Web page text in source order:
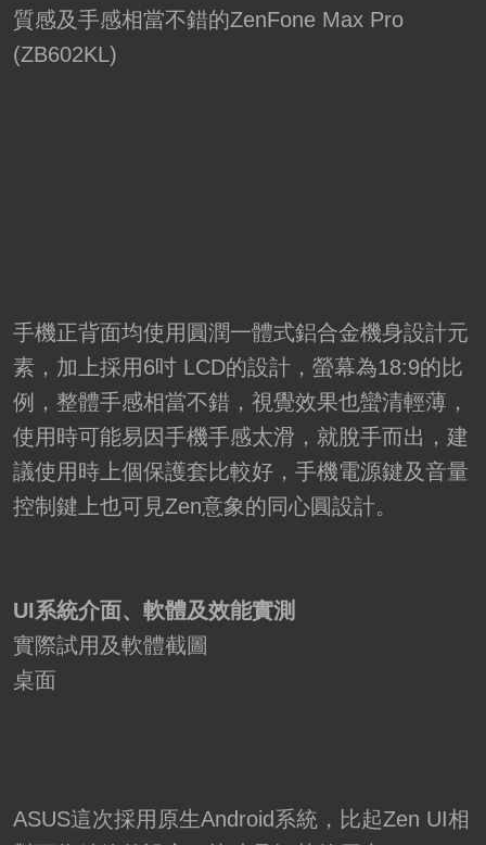
質感及手感相當不錯的ZenFone Max Pro
(ZB602KL)
手機正背面均使用圓潤一體式鋁合金機身設計元
素，加上採用6吋 LCD的設計，螢幕為18:9的比
例，整體手感相當不錯，視覺效果也蠻清輕薄，
使用時可能易因手機手感太滑，就脫手而出，建
議使用時上個保護套比較好，手機電源鍵及音量
控制鍵上也可見Zen意象的同心圓設計。
UI系統介面、軟體及效能實測
實際試用及軟體截圖
桌面
ASUS這次採用原生Android系統，比起Zen UI相